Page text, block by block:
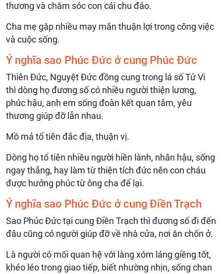
thương và chăm sóc con cái chu đáo.
Cha mẹ gặp nhiều may mắn thuận lợi trong công việc
và cuộc sống.
Ý nghĩa sao Phúc Đức ở cung Phúc Đức
Thiên Đức, Nguyệt Đức đồng cung trong lá số Tử Vi
thì dòng họ đương số có nhiều người thiện lương,
phúc hậu, anh em sống đoàn kết quan tâm, yêu
thương giúp đỡ lẫn nhau.
Mồ mả tổ tiên đắc địa, thuận vị.
Dòng họ tổ tiên nhiều người hiền lành, nhân hậu, sống
ngay thẳng, hay làm từ thiện tích đức nên con cháu
được hưởng phúc từ ông cha để lại.
Ý nghĩa sao Phúc Đức ở cung Điền Trạch
Sao Phúc Đức tại cung Điền Trạch thì đương số đi đến
đâu cũng có người giúp đỡ về nhà cửa, nơi ăn chốn ở.
Là người có mối quan hệ với làng xóm láng giềng tốt,
khéo léo trong giao tiếp, biết nhường nhịn, sống chan